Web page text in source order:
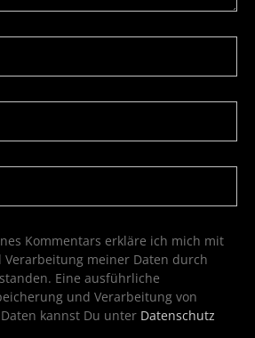
Kommentars erkläre ich mich mit
Verarbeitung meiner Daten durch
Eine ausführliche
und Verarbeitung von
kannst Du unter Datenschutz